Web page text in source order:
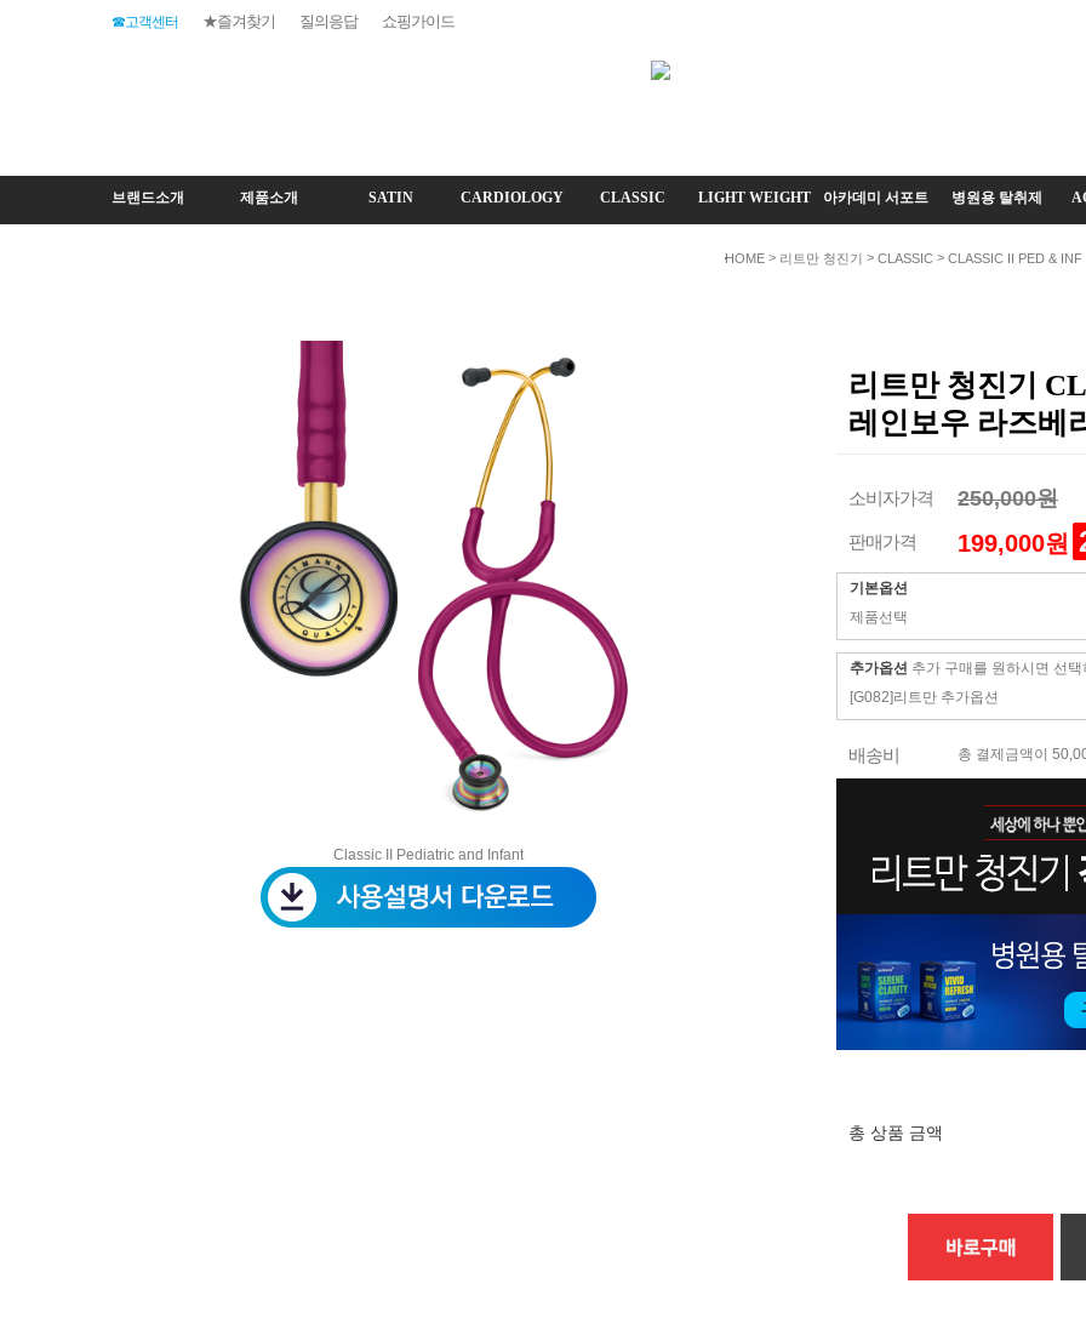
☎고객센터 ★즐겨찾기 질의응답 쇼핑가이드
브랜드소개 제품소개 SATIN CARDIOLOGY CLASSIC LIGHT WEIGHT 아카데미 서포트 병원용 탈취제
HOME > 리트만 청진기 > CLASSIC > CLASSIC II PED & INF
Classic II Pediatric and Infant
리트만 청진기
레인보우 라즈베
소비자가격 250,000원
판매가격 199,000원
기본옵션
제품선택
추가옵션 추가 구매를 원하시면 선택
[G082]리트만 추가옵션
배송비 총 결제금액이
총 상품 금액